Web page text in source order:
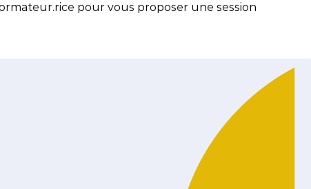
comment CyberCité accompagne
pour booster sa visibilité, été comme
pour vous proposer une session